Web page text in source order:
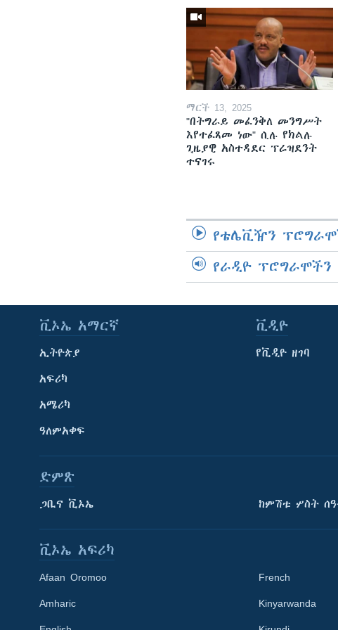
ማርች 13, 2025
"በትግራይ መፈንቅለ መንግሥት
እየተፈጸመ ነው" ሲሉ የክልሉ
ጊዜያዊ አስተዳደር ፕሬዝደንት
ተናገሩ
የቴሌቪዥን
የራዲዮ
ቪኦኤ አማርኛ
ኢትዮጵያ
አፍሪካ
አሜሪካ
ዓለምአቀፍ
ቪዲዮ
የቪዲዮ ዘገባ
ድምጽ
ጋቢና ቪኦኤ ከምሽቱ ሦስት
ቪኦኤ አፍሪካ
Afaan Oromoo
Amharic
French
Kinyarwanda